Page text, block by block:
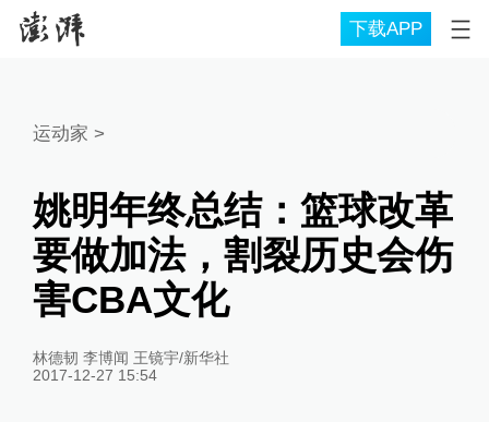
下载APP
运动家 >
姚明年终总结：篮球改革
要做加法，割裂历史会伤
害CBA文化
林德韧 李博闻 王镜宇/新华社
2017-12-27 15:54